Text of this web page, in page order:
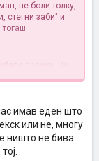
не боли толку,
стегни заби" и
дека ми е
Не знам
го пишувам
ама морам
и ме разбира.
и тоа е тоа.
имав еден што
или не, многу
ништо не бива